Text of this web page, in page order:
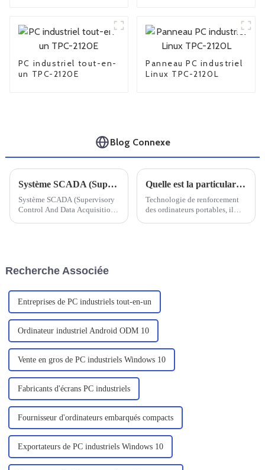
PC industriel tout-en-
un TPC-2120E
Panneau PC industriel
Linux TPC-2120L
Blog Connexe
Système SCADA (Supervisory Control And Data Acquisition)
Système SCADA (Supervisory
Control And Data Acquisition),
Quelle est la particularité d'un ordinateur portable doté de trois renforts de défense
Technologie de renforcement
des ordinateurs portables, il
site, un...
Recherche Associée
Entreprises de PC industriels tout-en-un
Ordinateur industriel Android ODM 10
Vente en gros de PC industriels Windows 10
Fabricants d'écrans PC industriels
Fournisseur d'ordinateurs embarqués compacts
Exportateurs de PC industriels Windows 10